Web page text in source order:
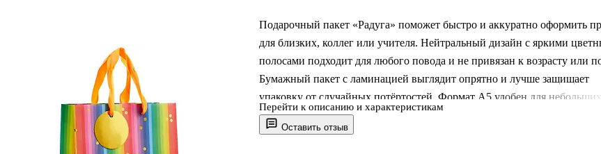
Оставить отзыв
Подарочный пакет «Радуга» поможет быстро и аккуратно оформить
для близких, коллег или учителя. Нейтральный дизайн с яркими
полосами подходит для любого повода и не привязан к возрасту или
Бумажный пакет с ламинацией выглядит опрятно и лучше защищает
упаковку от случайных потёртостей. Формат А5 удобен для небольших
блокнотов, канцелярии и сувениров.
Перейти к описанию и характеристикам